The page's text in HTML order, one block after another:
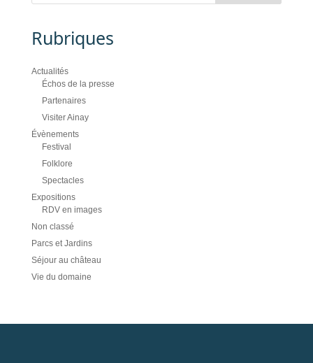
Rubriques
Actualités
Échos de la presse
Partenaires
Visiter Ainay
Évènements
Festival
Folklore
Spectacles
Expositions
RDV en images
Non classé
Parcs et Jardins
Séjour au château
Vie du domaine